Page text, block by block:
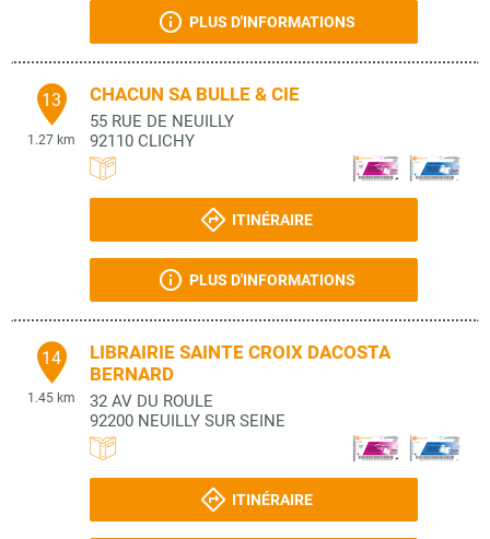
PLUS D'INFORMATIONS
13
1.27 km
CHACUN SA BULLE & CIE
55 RUE DE NEUILLY
92110 CLICHY
ITINÉRAIRE
PLUS D'INFORMATIONS
14
1.45 km
LIBRAIRIE SAINTE CROIX DACOSTA
BERNARD
32 AV DU ROULE
92200 NEUILLY SUR SEINE
ITINÉRAIRE